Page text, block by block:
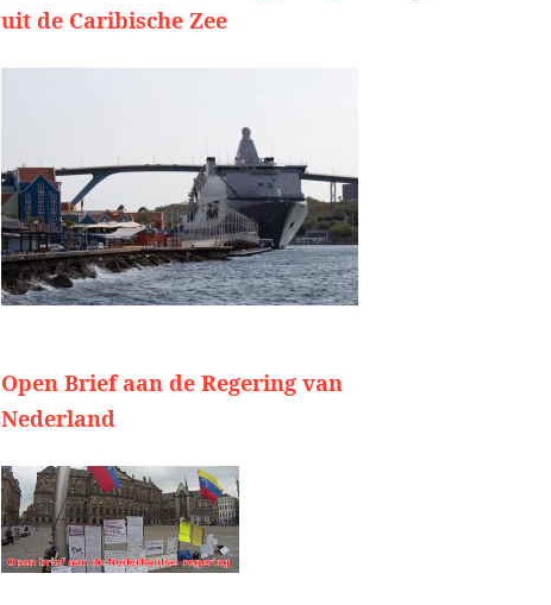
uit de Caribische Zee
Open Brief aan de Regering van
Nederland